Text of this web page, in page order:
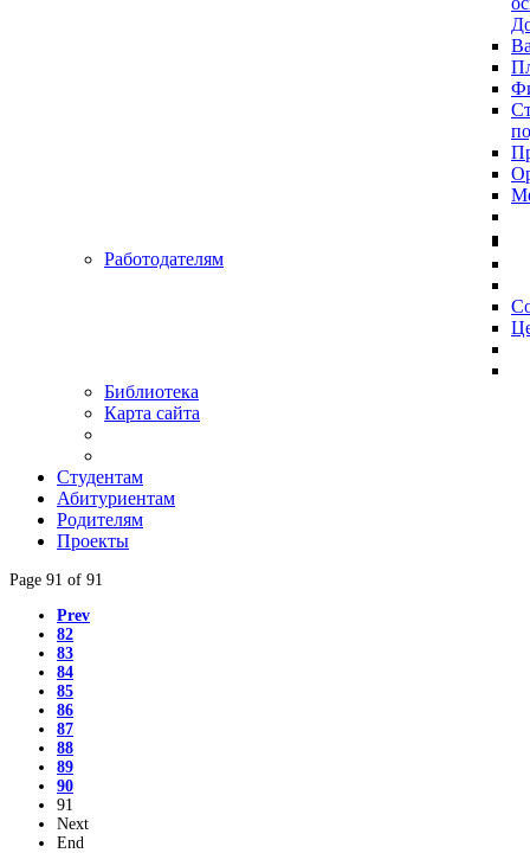
Работодателям
Библиотека
Карта сайта
Студентам
Абитуриентам
Родителям
Проекты
Page 91 of 91
Prev
82
83
84
85
86
87
88
89
90
91
Next
End